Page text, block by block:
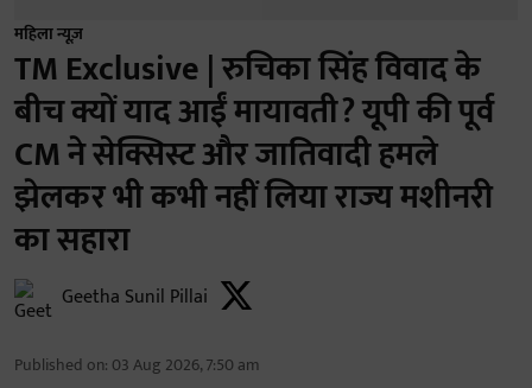
महिला न्यूज़
TM Exclusive | रुचिका सिंह विवाद के
बीच क्यों याद आईं मायावती? यूपी की पूर्व
CM ने सेक्सिस्ट और जातिवादी हमले
झेलकर भी कभी नहीं लिया राज्य मशीनरी
का सहारा
Geetha Sunil Pillai
Published on: 03 Aug 2026, 7:50 am